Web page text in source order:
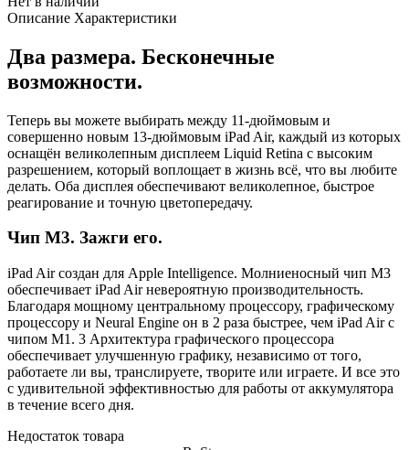
Описание Характеристики
Два размера. Бесконечные
возможности.
Теперь вы можете выбирать между 11-дюймовым и
совершенно новым 13-дюймовым iPad Air, каждый из которых
оснащён великолепным дисплеем Liquid Retina с высоким
разрешением, который воплощает в жизнь всё, что вы любите
делать. Оба дисплея обеспечивают великолепное, быстрое
реагирование и точную цветопередачу.
Чип M3. Зажги его.
iPad Air создан для Apple Intelligence. Молниеносный чип M3
обеспечивает iPad Air невероятную производительность.
Благодаря мощному центральному процессору, графическому
процессору и Neural Engine он в 2 раза быстрее, чем iPad Air с
чипом M1. 3 Архитектура графического процессора
обеспечивает улучшенную графику, независимо от того,
работаете ли вы, транслируете, творите или играете. И все это
с удивительной эффективностью для работы от аккумулятора
в течение всего дня.
Недостаток товара